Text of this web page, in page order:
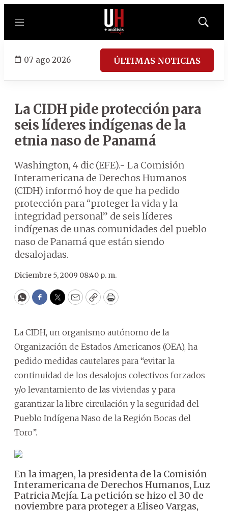
Menú
Mostrar
07 ago 2026 ÚLTIMAS NOTICIAS
La CIDH pide protección para
seis líderes indígenas de la
etnia naso de Panamá
Washington, 4 dic (EFE).- La Comisión
Interamericana de Derechos Humanos
(CIDH) informó hoy de que ha pedido
protección para “proteger la vida y la
integridad personal” de seis líderes
indígenas de unas comunidades del pueblo
naso de Panamá que están siendo
desalojadas.
Diciembre 5, 2009 08:40 p. m.
WhatsApp
Facebook
Twitter
EmailCopyPrint
La CIDH, un organismo autónomo de la
Organización de Estados Americanos (OEA), ha
pedido medidas cautelares para “evitar la
continuidad de los desalojos colectivos forzados
y/o levantamiento de las viviendas y para
garantizar la libre circulación y la seguridad del
Pueblo Indígena Naso de la Región Bocas del
Toro”.
En la imagen, la presidenta de la Comisión
Interamericana de Derechos Humanos, Luz
Patricia Mejía. La petición se hizo el 30 de
noviembre para proteger a Eliseo Vargas,